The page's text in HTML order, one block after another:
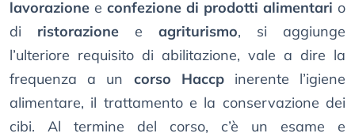
lavorazione e confezione di prodotti alimentari o
di ristorazione e agriturismo, si aggiunge
l’ulteriore requisito di abilitazione, vale a dire la
frequenza a un corso Haccpinerente l’igiene
alimentare, il trattamento e la conservazione dei
cibi. Al termine del corso, c’è un esame e